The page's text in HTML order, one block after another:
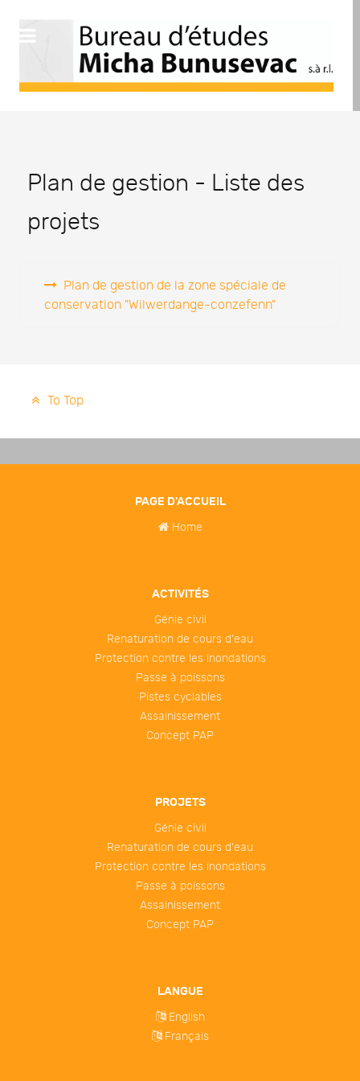
Plan de gestion - Liste des
projets
Plan de gestion de la zone spéciale de
conservation "Wilwerdange-conzefenn"
To Top
PAGE D'ACCUEIL
Home
ACTIVITÉS
Génie civil
Renaturation de cours d'eau
Protection contre les inondations
Passe à poissons
Pistes cyclables
Assainissement
Concept PAP
PROJETS
Génie civil
Renaturation de cours d'eau
Protection contre les inondations
Passe à poissons
Assainissement
Concept PAP
LANGUE
English
Français